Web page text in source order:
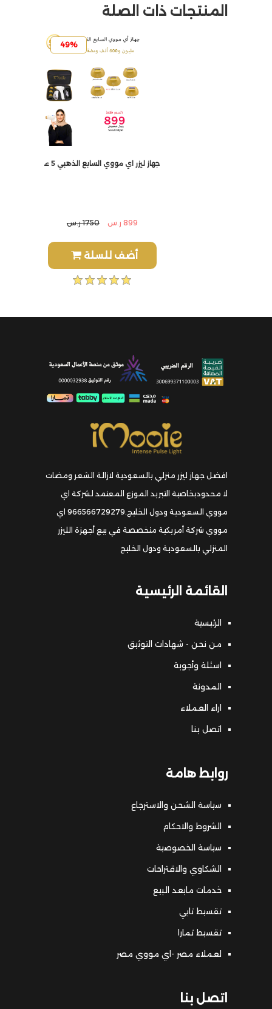
المنتجات ذات الصلة
49%
جهاز ليزر اي مووي السابع الذهبي 5 عدسات 2 مليون ومضة كودخصم A50
899 ر.س 1750 ر.س
أضف للسلة
افضل جهاز ليزر منزلي بالسعودية لازالة الشعر ومضات
لا محدودبخاصية التبريد الموزع المعتمد لشركة اي
مووي السعودية ودول الخليج.966566729279 اي
مووي شركة أمريكية متخصصة في بيع أجهزة الليزر
المنزلي بالسعودية ودول الخليج
القائمة الرئيسية
الرئيسية
من نحن - شهادات التوثيق
اسئلة وأجوبة
المدونة
اراء العملاء
اتصل بنا
روابط هامة
سياسة الشحن والاسترجاع
الشروط والاحكام
سياسة الخصوصية
الشكاوي والاقتراحات
خدمات مابعد البيع
تقسيط تابي
تقسيط تمارا
لعملاء مصر -اي مووي مصر
اتصل بنا